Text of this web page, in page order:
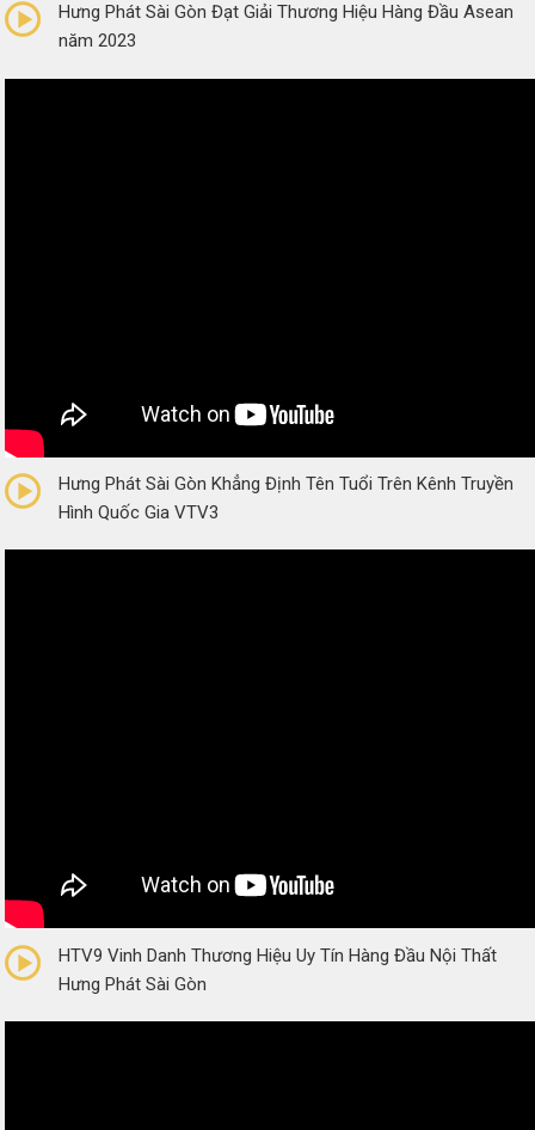
Hưng Phát Sài Gòn Đạt Giải Thương Hiệu Hàng Đầu Asean
năm 2023
(0 Reviews)
Hưng Phát Sài Gòn Khẳng Định Tên Tuổi Trên Kênh Truyền
Hình Quốc Gia VTV3
(0 Reviews)
HTV9 Vinh Danh Thương Hiệu Uy Tín Hàng Đầu Nội Thất
Hưng Phát Sài Gòn